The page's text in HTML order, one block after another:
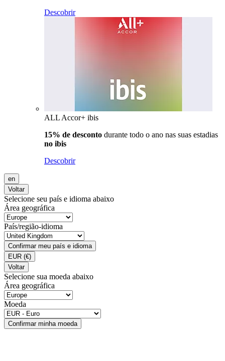
Descobrir
ALL Accor+ ibis
15% de desconto durante todo o ano nas suas estadias
no ibis
Descobrir
en
Voltar
Selecione seu país e idioma abaixo
Área geográfica
País/região-idioma
Confirmar meu país e idioma
EUR (€)
Voltar
Selecione sua moeda abaixo
Área geográfica
Moeda
Confirmar minha moeda